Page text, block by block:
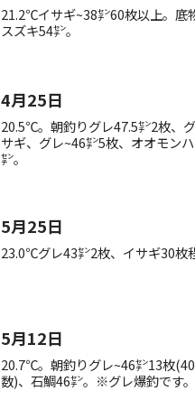
21.2℃イサギ~38㌢60枚以上。底
スズキ54㌢。
4月25日
20.5℃。朝釣りグレ47.5㌢2枚、
サギ、グレ~46㌢5枚、オオモン
㌢。
5月25日
23.0℃グレ43㌢2枚、イサギ30枚
5月12日
20.7℃。朝釣りグレ~46㌢13枚
数)、石鯛46㌢。※グレ爆釣です。